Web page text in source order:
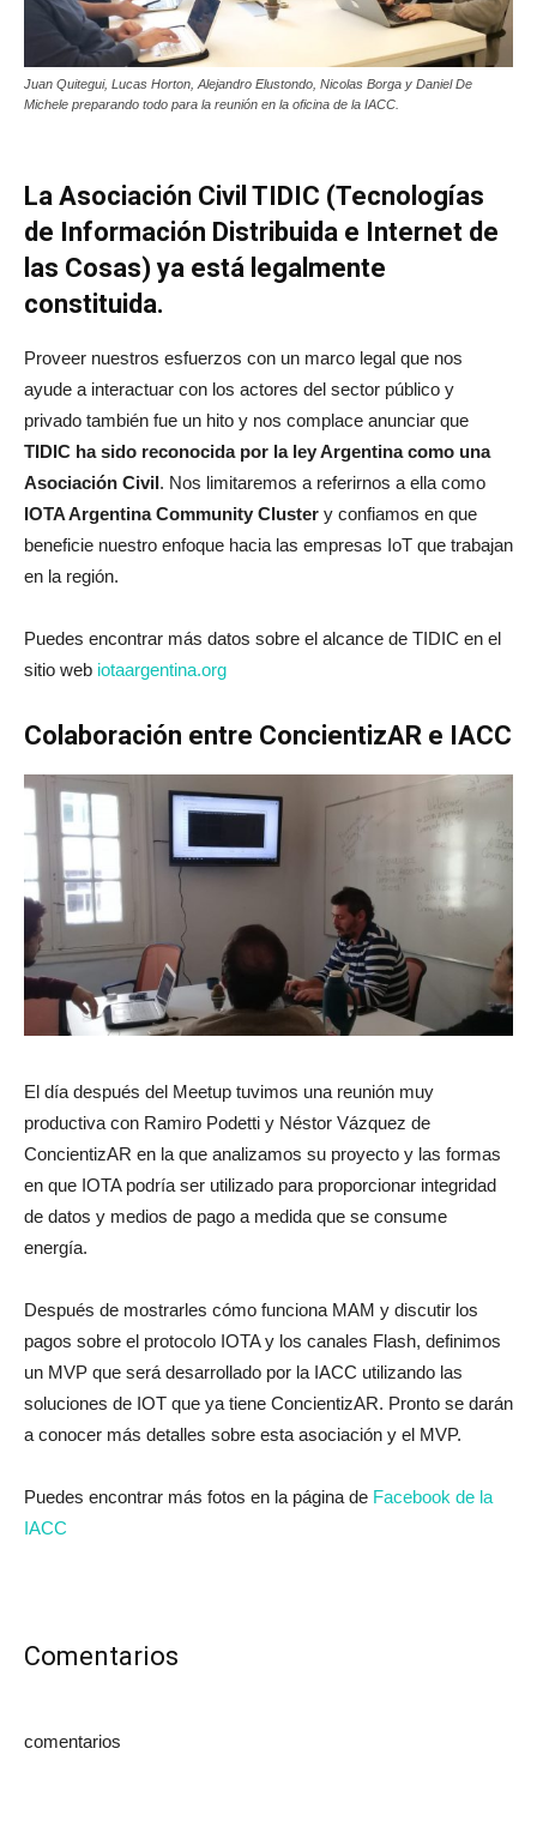
Juan Quitegui, Lucas Horton, Alejandro Elustondo, Nicolas Borga y Daniel De
Michele preparando todo para la reunión en la oficina de la IACC.
La Asociación Civil TIDIC (Tecnologías
de Información Distribuida e Internet de
las Cosas) ya está legalmente
constituida.
Proveer nuestros esfuerzos con un marco legal que nos
ayude a interactuar con los actores del sector público y
privado también fue un hito y nos complace anunciar que
TIDIC ha sido reconocida por la ley Argentina como una
Asociación Civil. Nos limitaremos a referirnos a ella como
IOTA Argentina Community Cluster y confiamos en que
beneficie nuestro enfoque hacia las empresas IoT que trabajan
en la región.
Puedes encontrar más datos sobre el alcance de TIDIC en el
sitio web iotaargentina.org
Colaboración entre ConcientizAR e IACC
El día después del Meetup tuvimos una reunión muy
productiva con Ramiro Podetti y Néstor Vázquez de
ConcientizAR en la que analizamos su proyecto y las formas
en que IOTA podría ser utilizado para proporcionar integridad
de datos y medios de pago a medida que se consume
energía.
Después de mostrarles cómo funciona MAM y discutir los
pagos sobre el protocolo IOTA y los canales Flash, definimos
un MVP que será desarrollado por la IACC utilizando las
soluciones de IOT que ya tiene ConcientizAR. Pronto se darán
a conocer más detalles sobre esta asociación y el MVP.
Puedes encontrar más fotos en la página de Facebook de la
IACC
Comentarios
comentarios